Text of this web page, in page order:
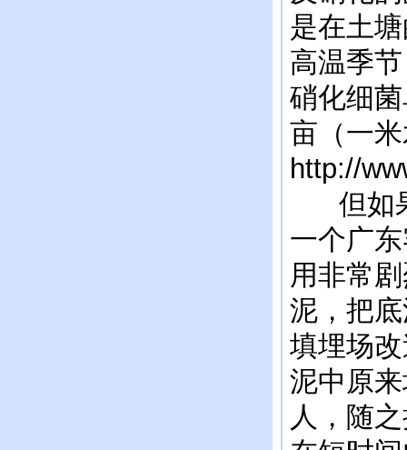
是在土
高温季
硝化细
亩（一
http://
但如果
一个广
用非常
泥，把
填埋场
泥中原
人，随